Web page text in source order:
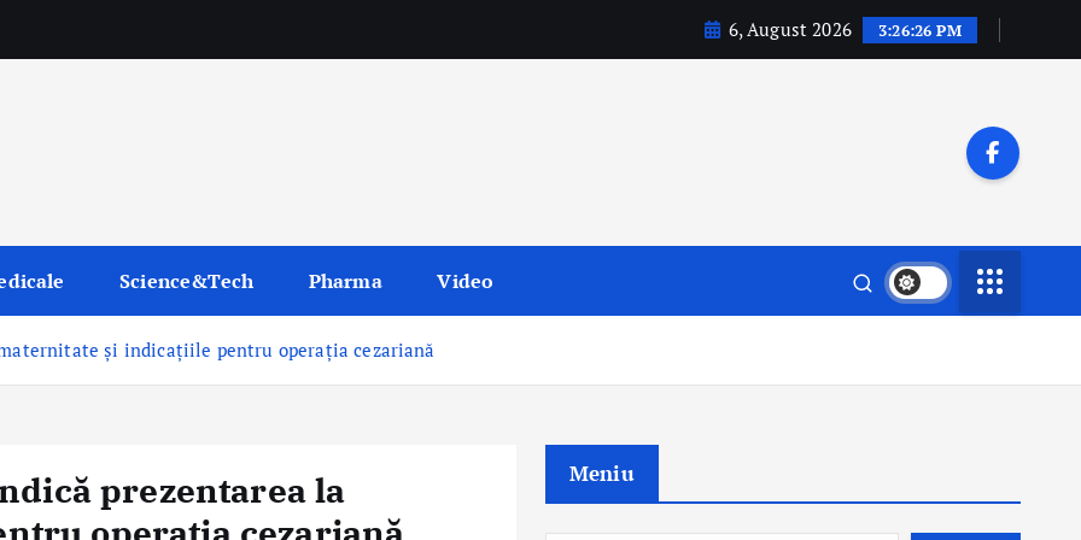
6, August 2026 3:26:27 PM
Science&Tech Pharma Video
și indicațiile pentru operația cezariană
prezentarea la
Meniu